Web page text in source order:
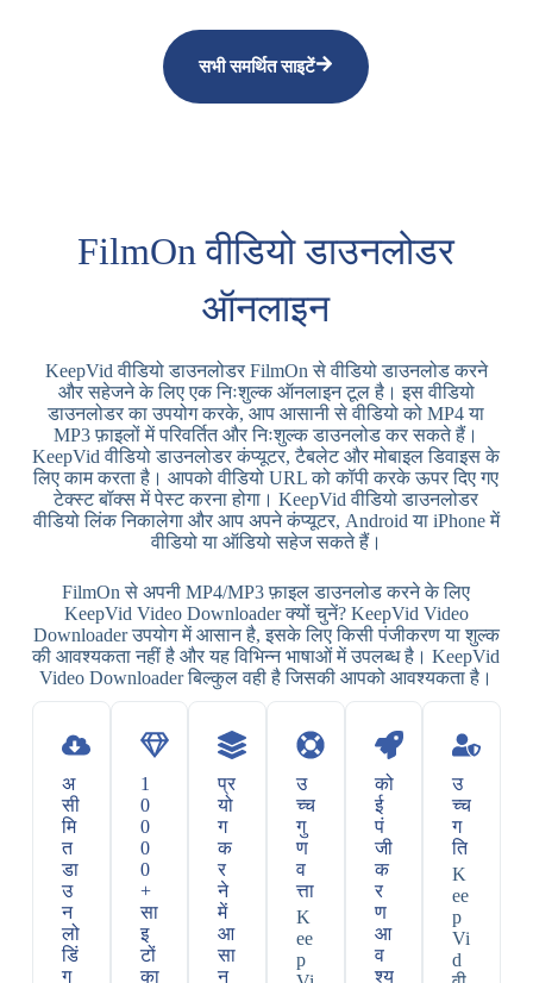
सभी समर्थित साइटें
FilmOn वीडियो डाउनलोडर
ऑनलाइन
KeepVid वीडियो डाउनलोडर FilmOn से वीडियो डाउनलोड करने
और सहेजने के लिए एक निःशुल्क ऑनलाइन टूल है। इस वीडियो
डाउनलोडर का उपयोग करके, आप आसानी से वीडियो को MP4 या
MP3 फ़ाइलों में परिवर्तित और निःशुल्क डाउनलोड कर सकते हैं।
KeepVid वीडियो डाउनलोडर कंप्यूटर, टैबलेट और मोबाइल डिवाइस के
लिए काम करता है। आपको वीडियो URL को कॉपी करके ऊपर दिए गए
टेक्स्ट बॉक्स में पेस्ट करना होगा। KeepVid वीडियो डाउनलोडर
वीडियो लिंक निकालेगा और आप अपने कंप्यूटर, Android या iPhone में
वीडियो या ऑडियो सहेज सकते हैं।
FilmOn से अपनी MP4/MP3 फ़ाइल डाउनलोड करने के लिए
KeepVid Video Downloader क्यों चुनें? KeepVid Video
Downloader उपयोग में आसान है, इसके लिए किसी पंजीकरण या शुल्क
की आवश्यकता नहीं है और यह विभिन्न भाषाओं में उपलब्ध है। KeepVid
Video Downloader बिल्कुल वही है जिसकी आपको आवश्यकता है।
अ
सी
मि
त
डा
उ
न
लो
डिं
ग
1
0
0
0
0
+
सा
इ
टों
का
प्र
यो
ग
क
र
ने
में
आ
सा
न
उ
च्च
गु
ण
व
त्ता
K
ee
p
को
ई
पं
जी
क
र
ण
आ
व
श्य
उ
च्च
ग
ति
K
ee
p
Vi
d